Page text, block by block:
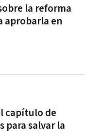
la reforma
aprobarla en
capítulo de
para salvar la